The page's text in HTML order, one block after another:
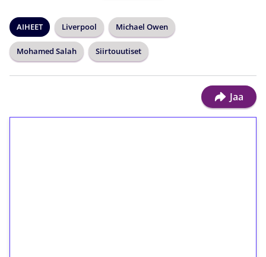
AIHEET Liverpool Michael Owen
Mohamed Salah Siirtouutiset
Jaa